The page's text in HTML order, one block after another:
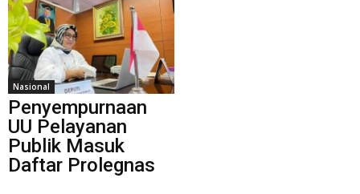
Nasional
Penyempurnaan
UU Pelayanan
Publik Masuk
Daftar Prolegnas